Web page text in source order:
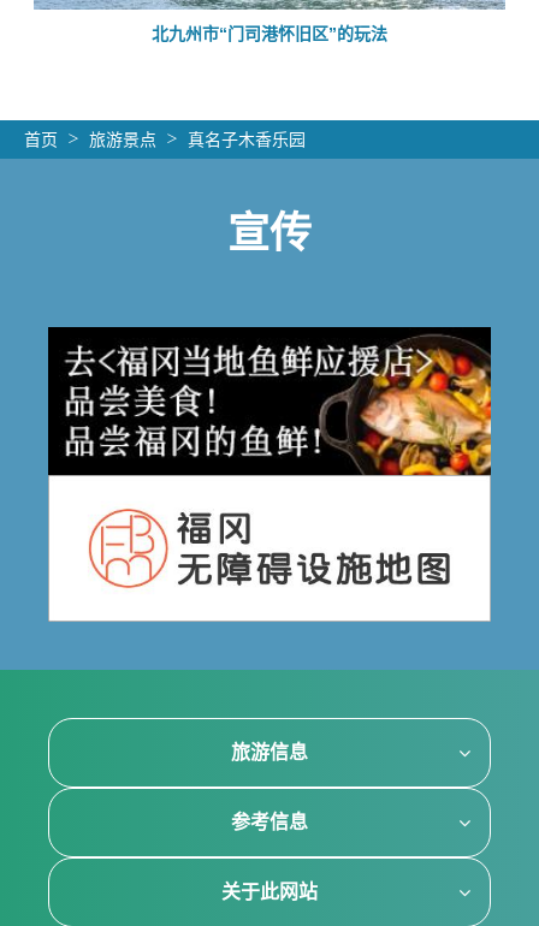
北九州市“门司港怀旧区”的玩法
首页 旅游景点 真名子木香乐园
宣传
旅游信息
参考信息
关于此网站